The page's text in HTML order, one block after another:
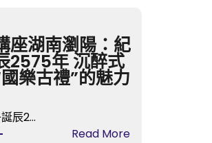
座湖南瀏陽：紀
2575年 沉醉式
樂古禮”的魅力
辰2…
Read More: